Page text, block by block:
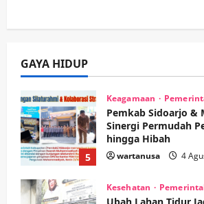
GAYA HIDUP
5
1
Kesehatan
Ubah Lahan Tidur
Sidoarjo Apresiasi
Kumis Kucing
wartanusa 8
Kesehatan
Pemerintahan